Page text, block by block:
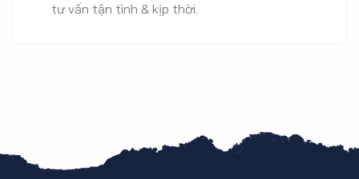
tư vấn tận tình & kịp thời.